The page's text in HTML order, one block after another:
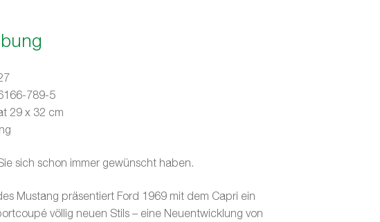
789-5
29 x 32 cm
sich schon immer gewünscht haben.
Mustang präsentiert Ford 1969 mit dem Capri ein
völlig neuen Stils – eine Neuentwicklung von